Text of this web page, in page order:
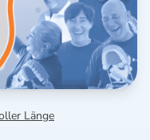
Länge